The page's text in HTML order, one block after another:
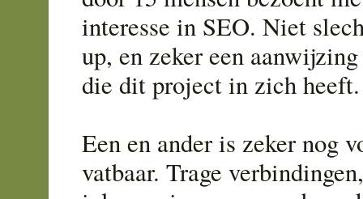
interesse in SEO. Niet
up, en zeker een
die dit project in zich heeft.
Een en ander is zeker nog
vatbaar. Trage